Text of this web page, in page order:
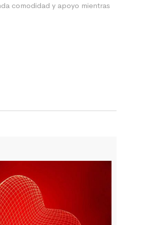
comodidad y apoyo mientras